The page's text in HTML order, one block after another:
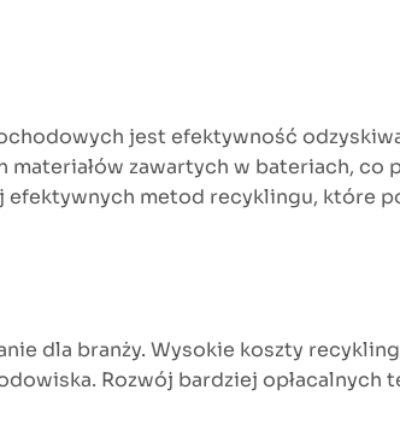
jest efektywność
zawartych w bateriach,
metod recyklingu, które
dla branży. Wysokie koszty
Rozwój bardziej